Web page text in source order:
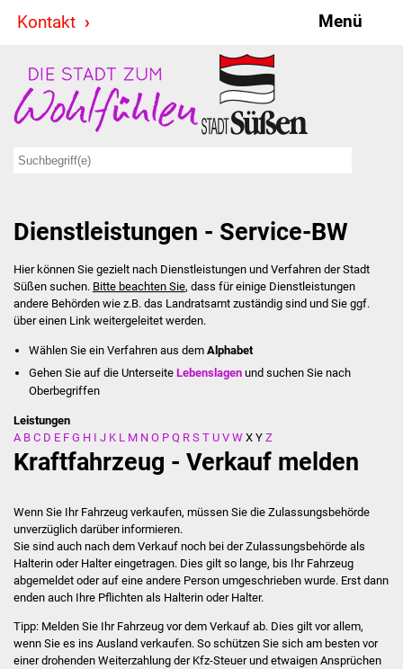
Kontakt Menü
Stadt & Politik
Bürgermeister
Ausschüsse
Ratsinformationssystem
Jugendbeirat
Summerrockfestival
Stadtverwaltung
Stellenangebote
Veröffentlichungen
Dienstleistungen - Service-BW
Hier können Sie gezielt nach Dienstleistungen und Verfahren der Stadt
Süßen suchen. Bitte beachten Sie, dass für einige Dienstleistungen
andere Behörden wie z.B. das Landratsamt zuständig sind und Sie ggf.
über einen Link weitergeleitet werden.
Wählen Sie ein Verfahren aus dem Alphabet
Gehen Sie auf die UnterseiteLebenslagen und suchen Sie nach
Oberbegriffen
Leistungen
A B C D E F G H I J K L M N O P Q R S T U V W X Y Z
Kraftfahrzeug - Verkauf melden
Wenn Sie Ihr Fahrzeug verkaufen, müssen Sie die Zulassungsbehörde
unverzüglich darüber informieren.
Sie sind auch nach dem Verkauf noch bei der Zulassungsbehörde als
Halterin oder Halter eingetragen. Dies gilt so lange, bis Ihr Fahrzeug
abgemeldet oder auf eine andere Person umgeschrieben wurde. Erst dann
enden auch Ihre Pflichten als Halterin oder Halter.
Tipp:Melden Sie Ihr Fahrzeug vor dem Verkauf ab. Dies gilt vor allem,
wenn Sie es ins Ausland verkaufen. So schützen Sie sich am besten vor
einer drohenden Weiterzahlung der Kfz-Steuer und etwaigen Ansprüchen